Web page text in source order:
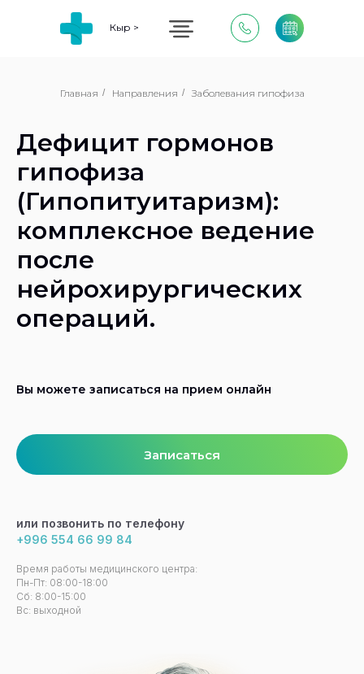
Кыр >
Главная / Направления / Заболевания гипофиза
Дефицит гормонов
гипофиза
(Гипопитуитаризм):
комплексное ведение
после
нейрохирургических
операций.
Вы можете записаться на прием онлайн
Записаться
или позвонить по телефону
+996 554 66 99 84
Время работы медицинского центра:
Пн-Пт: 08:00-18:00
Сб: 8:00-15:00
Вс: выходной